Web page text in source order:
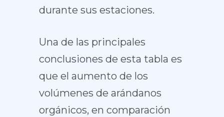
durante sus estaciones.
Una de las principales
conclusiones de esta tabla es
que el aumento de los
volúmenes de arándanos
orgánicos, en comparación